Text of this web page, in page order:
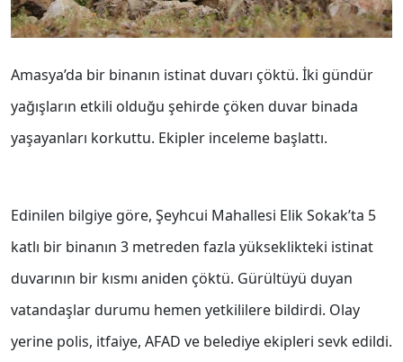
Amasya’da bir binanın istinat duvarı çöktü. İki gündür
yağışların etkili olduğu şehirde çöken duvar binada
yaşayanları korkuttu. Ekipler inceleme başlattı.
Edinilen bilgiye göre, Şeyhcui Mahallesi Elik Sokak’ta 5
katlı bir binanın 3 metreden fazla yükseklikteki istinat
duvarının bir kısmı aniden çöktü. Gürültüyü duyan
vatandaşlar durumu hemen yetkililere bildirdi. Olay
yerine polis, itfaiye, AFAD ve belediye ekipleri sevk edildi.